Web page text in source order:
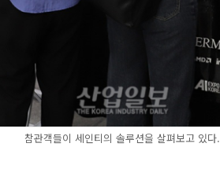
참관객들이 세인티의 솔루션을 살펴보고 있다.